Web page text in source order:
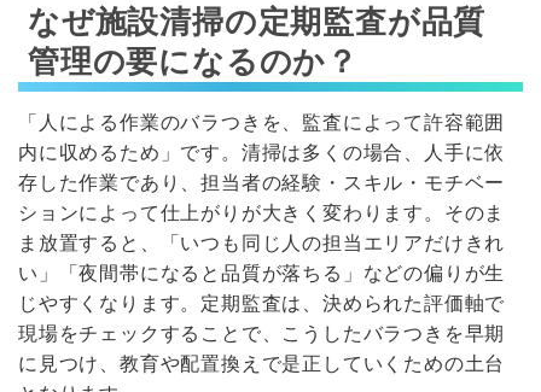
なぜ施設清掃の定期監査が品質
管理の要になるのか？
「人による作業のバラつきを、監査によって許容範囲
内に収めるため」です。清掃は多くの場合、人手に依
存した作業であり、担当者の経験・スキル・モチベー
ションによって仕上がりが大きく変わります。そのま
ま放置すると、「いつも同じ人の担当エリアだけきれ
い」「夜間帯になると品質が落ちる」などの偏りが生
じやすくなります。定期監査は、決められた評価軸で
現場をチェックすることで、こうしたバラつきを早期
に見つけ、教育や配置換えで是正していくための土台